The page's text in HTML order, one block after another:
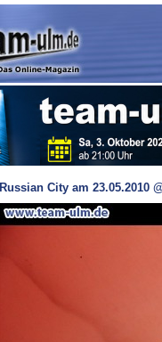
Russian City am 23.05.2010